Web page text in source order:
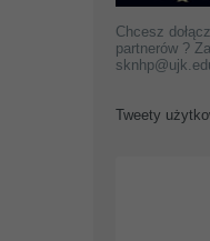
Chcesz
partnerów ?
Tweety